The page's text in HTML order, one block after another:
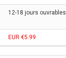
12-18 jours ouvrables
EUR €5.99